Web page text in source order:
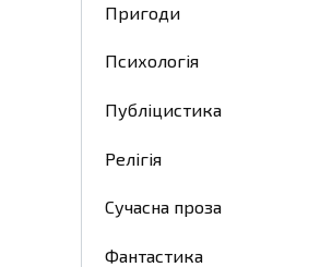
Пригоди
Психологія
Публіцистика
Релігія
Сучасна проза
Фантастика